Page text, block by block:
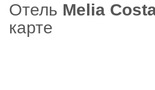
Отель Melia
карте